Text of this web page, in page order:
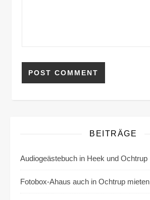
BEITRÄGE
Audiogeästebuch in Heek und Ochtrup
Fotobox-Ahaus auch in Ochtrup mieten